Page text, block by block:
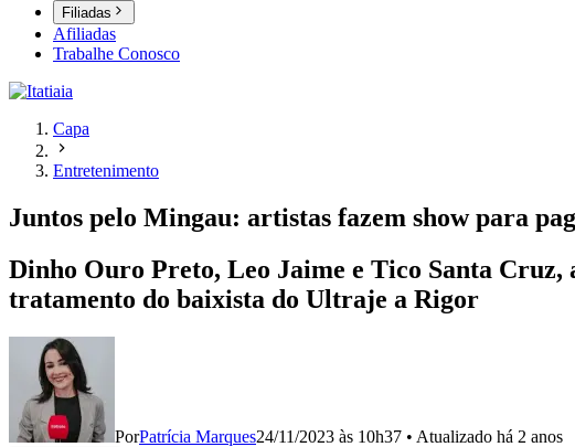
Filiadas
Afiliadas
Trabalhe Conosco
Capa
Entretenimento
Juntos pelo Mingau: artistas fazem show para
Dinho Ouro Preto, Leo Jaime e Tico Santa
tratamento do baixista do Ultraje a Rigor
PorPatrícia Marques24/11/2023 às 10h37 • Atualizado há 2 anos